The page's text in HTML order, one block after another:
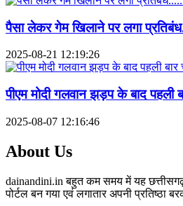
पैसा लेकर गेम खिलाने पर लगा
2025-08-21 12:19:26
पीएम मोदी गलवान झड़प के बाद पहली
2025-08-07 12:16:46
About Us
dainandini.in बहुत कम समय में यह
पोर्टल बन गया एवं लगातार अपनी प्रतिष्ठा